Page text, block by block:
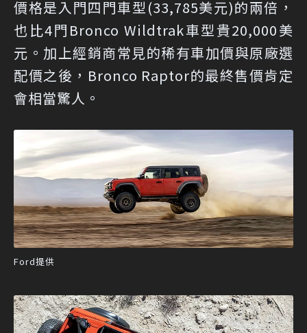
價格是入門四門車型(33,785美元)的兩倍，
也比4門Bronco Wildtrak車型貴20,000美
元。加上經銷商常見的稀有車加價與原廠選
配價之後，Bronco Raptor的最終售價肯定
會相當驚人。
Ford提供